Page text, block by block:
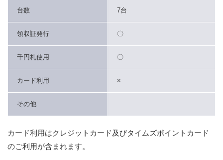
台数 7台
領収証発行 〇
千円札使用 〇
カード利用 ×
その他
カード利用はクレジットカード及びタイムズポイントカード
のご利用が含まれます。